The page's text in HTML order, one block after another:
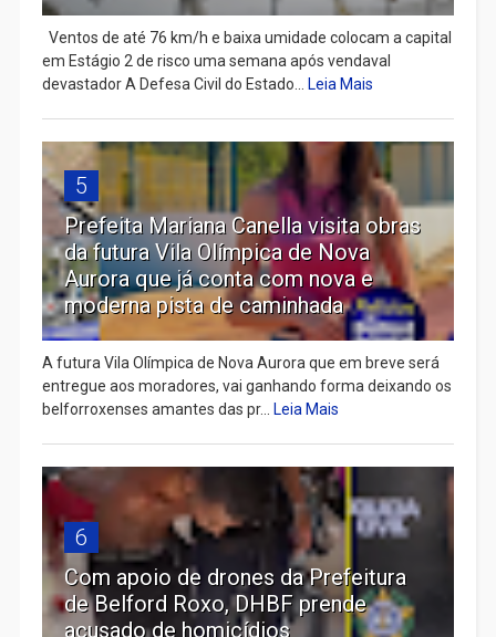
Ventos de até 76 km/h e baixa umidade colocam a capital
em Estágio 2 de risco uma semana após vendaval
devastador A Defesa Civil do Estado... Leia Mais
5
Prefeita Mariana Canella visita obras
da futura Vila Olímpica de Nova
Aurora que já conta com nova e
moderna pista de caminhada
A futura Vila Olímpica de Nova Aurora que em breve será
entregue aos moradores, vai ganhando forma deixando os
belforroxenses amantes das pr... Leia Mais
6
Com apoio de drones da Prefeitura
de Belford Roxo, DHBF prende
acusado de homicídios